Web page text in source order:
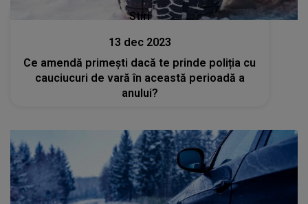
Stiri
13 dec 2023
Ce amendă primești dacă te prinde poliția cu
cauciucuri de vară în această perioadă a
anului?